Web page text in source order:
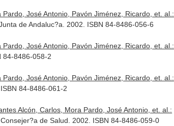
José Antonio, Pavón Jiménez, Ricardo, et. al.:
de Andaluc?a. 2002. ISBN 84-8486-056-6
José Antonio, Pavón Jiménez, Ricardo, et. al.:
84-8486-058-2
José Antonio, Pavón Jiménez, Ricardo, et. al.:
84-8486-061-2
Alcón, Carlos, Mora Pardo, José Antonio, et. al.:
de Salud. 2002. ISBN 84-8486-059-0